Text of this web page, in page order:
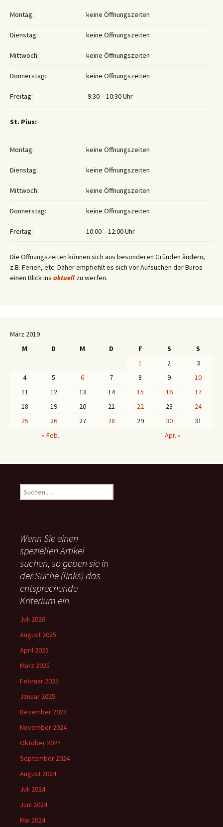
Montag: keine Öffnungszeiten
Dienstag: keine Öffnungszeiten
Mittwoch: keine Öffnungszeiten
Donnerstag: keine Öffnungszeiten
Freitag: 9:30 – 10:30 Uhr
St. Pius:
Montag: keine Öffnungszeiten
Dienstag: keine Öffnungszeiten
Mittwoch: keine Öffnungszeiten
Donnerstag: keine Öffnungszeiten
Freitag: 10:00 – 12:00 Uhr
Die Öffnungszeiten können sich aus besonderen Gründen ändern,
z.B. Ferien, etc. Daher empfiehlt es sich vor Aufsuchen der Büros
einen Blick ins aktuell zu werfen.
März 2019
M
D M D F S
S
1
2
3
4
5 6 7 8 9
10
11
12 13 14 15 16
17
18
19 20 21 22 23
24
25
26 27 28 29 30
31
« Feb.
Apr. »
u
n
n
a
c
:
Wenn Sie einen
speziellen Artikel
suchen, so geben sie in
der Suche (links) das
entsprechende
Kriterium ein.
Juli 2026
August 2025
April 2025
März 2025
Februar 2025
Januar 2025
Dezember 2024
November 2024
Oktober 2024
September 2024
August 2024
Juli 2024
Juni 2024
Mai 2024